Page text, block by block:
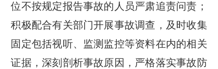
位不按规定报告事故的人员严肃追责问责；
积极配合有关部门开展事故调查，及时收集
固定包括视听、监测监控等资料在内的相关
证据，深刻剖析事故原因，严格落实事故防